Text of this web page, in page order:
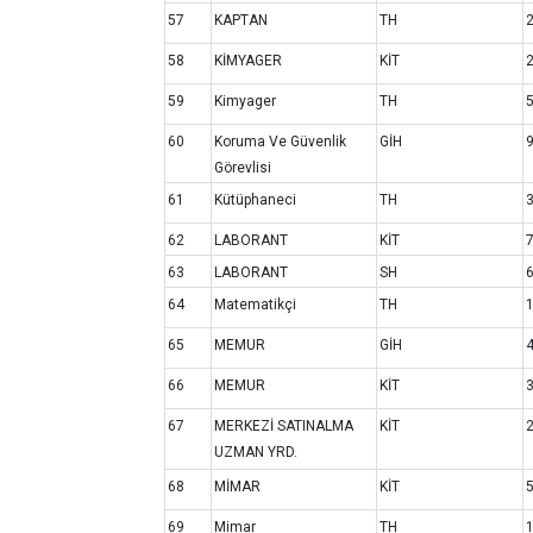
57 KAPTAN TH 2
58 KİMYAGER KİT 2
59 Kimyager TH 5
60
Koruma Ve Güvenlik
Görevlisi
GİH
61 Kütüphaneci TH
62 LABORANT KİT
7
63
LABORANT SH
6
64
Matematikçi TH
65 MEMUR GİH
66 MEMUR KİT
67
MERKEZİ SATINALMA
UZMAN YRD.
KİT
68 MİMAR KİT 5
69 Mimar TH